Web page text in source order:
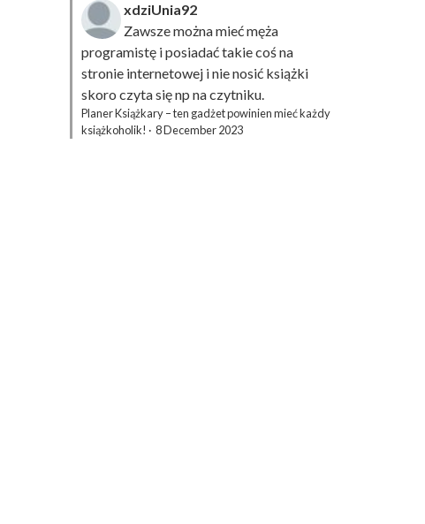
xdziUnia92
Zawsze można mieć męża
programistę i posiadać takie coś na
stronie internetowej i nie nosić książki
skoro czyta się np na czytniku.
Planer Książkary – ten gadżet powinien mieć każdy
książkoholik! · 8 December 2023